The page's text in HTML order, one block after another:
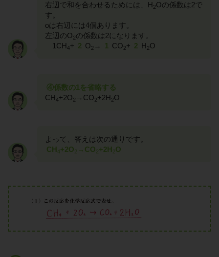
右辺で和を合わせるためには、H2Oの係数は2で
す。
oは右辺には4個あります。
左辺のO2の係数は2になります。
1CH4+ 2 O2 → 1 CO2+ 2 H2O
④係数の1を省略する
CH4+2O2 →CO2+2H2O
よって、答えは次の通りです。
CH4+2O2 →CO2+2H2O